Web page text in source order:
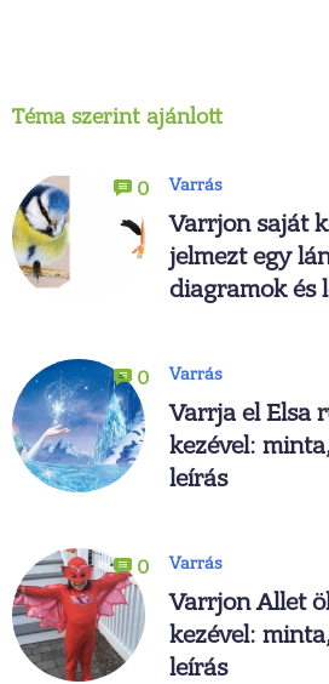
Téma szerint ajánlott
0 Varrás
Varrjon saját
jelmezt egy
diagramok és
0 Varrás
Varrja el Elsa
kezével:
leírás
0 Varrás
Varrjon Allet
kezével:
leírás